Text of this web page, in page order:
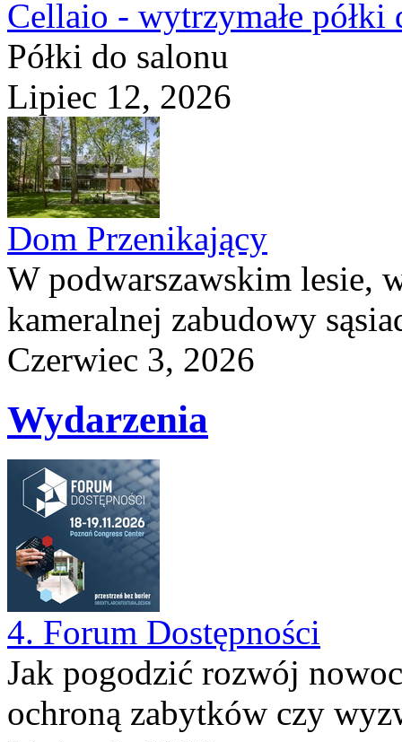
Cellaio - wytrzymałe półki
Półki do salonu
Lipiec 12, 2026
Dom Przenikający
W podwarszawskim lesie,
kameralnej zabudowy
Czerwiec 3, 2026
Wydarzenia
4. Forum Dostępności
Jak pogodzić rozwój
ochroną zabytków czy